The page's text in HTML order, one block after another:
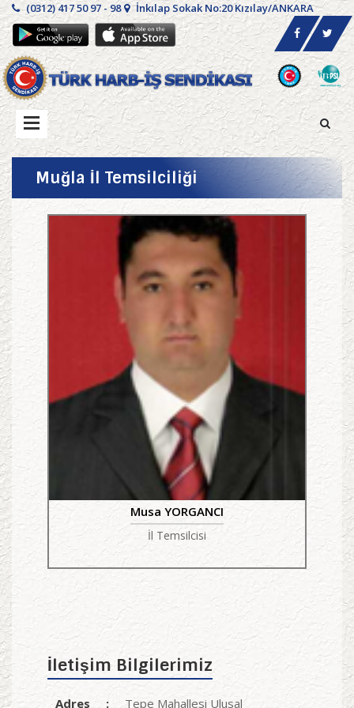
(0312) 417 50 97 - 98 İnkılap Sokak No:20 Kızılay/ANKARA
Muğla İl Temsilciliği
Musa YORGANCI
İl Temsilcisi
İletişim Bilgilerimiz
Adres : Tepe Mahallesi Ulusal